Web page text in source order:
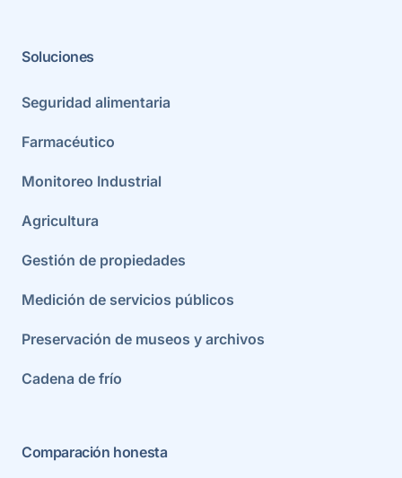
Soluciones
Seguridad alimentaria
Farmacéutico
Monitoreo Industrial
Agricultura
Gestión de propiedades
Medición de servicios públicos
Preservación de museos y archivos
Cadena de frío
Comparación honesta